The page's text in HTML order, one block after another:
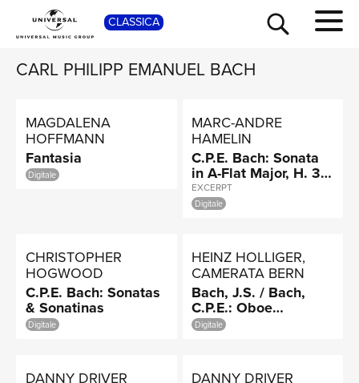
CLASSICA
CARL PHILIPP EMANUEL BACH
MAGDALENA
HOFFMANN
Fantasia
Digitale
MARC-ANDRE
HAMELIN
C.P.E. Bach: Sonata
in A-Flat Major, H. 31
"Württemberg Sonata
No. 2": Allegro
EXCERPT
Digitale
CHRISTOPHER
HOGWOOD
C.P.E. Bach: Sonatas
& Sonatinas
Digitale
HEINZ HOLLIGER,
CAMERATA BERN
Bach, J.S. / Bach,
C.P.E.: Oboe
Concertos
Digitale
DANNY DRIVER
DANNY DRIVER
TOUR